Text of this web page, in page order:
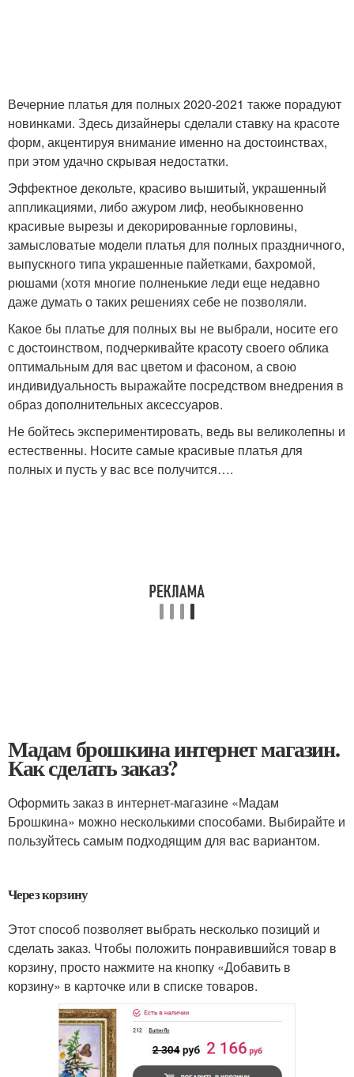
Вечерние платья для полных 2020-2021 также порадуют
новинками. Здесь дизайнеры сделали ставку на красоте
форм, акцентируя внимание именно на достоинствах,
при этом удачно скрывая недостатки.
Эффектное декольте, красиво вышитый, украшенный
аппликациями, либо ажуром лиф, необыкновенно
красивые вырезы и декорированные горловины,
замысловатые модели платья для полных праздничного,
выпускного типа украшенные пайетками, бахромой,
рюшами (хотя многие полненькие леди еще недавно
даже думать о таких решениях себе не позволяли.
Какое бы платье для полных вы не выбрали, носите его
с достоинством, подчеркивайте красоту своего облика
оптимальным для вас цветом и фасоном, а свою
индивидуальность выражайте посредством внедрения в
образ дополнительных аксессуаров.
Не бойтесь экспериментировать, ведь вы великолепны и
естественны. Носите самые красивые платья для
полных и пусть у вас все получится….
Мадам брошкина интернет магазин.
Как сделать заказ?
Оформить заказ в интернет-магазине «Мадам
Брошкина» можно несколькими способами. Выбирайте и
пользуйтесь самым подходящим для вас вариантом.
Через корзину
Этот способ позволяет выбрать несколько позиций и
сделать заказ. Чтобы положить понравившийся товар в
корзину, просто нажмите на кнопку «Добавить в
корзину» в карточке или в списке товаров.